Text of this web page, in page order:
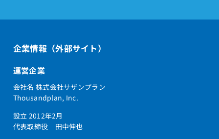
企業情報（外部サイト）
運営企業
会社名 株式会社サザンプラン
Thousandplan, Inc.
設立 2012年2月
代表取締役 田中伸也